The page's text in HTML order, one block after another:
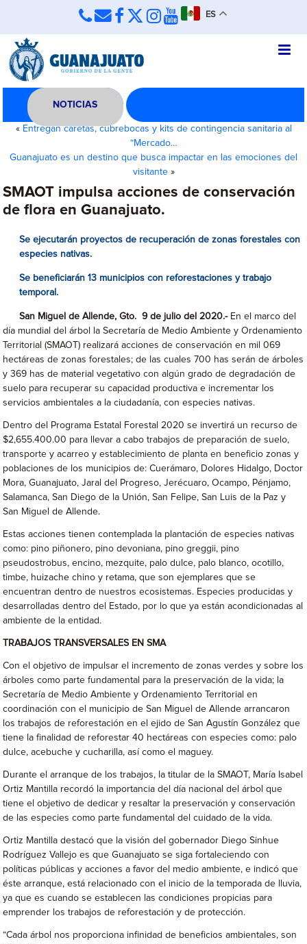
ES
NOTICIAS
« Entregan caretas, cubrebocas y kits de contingencia sanitaria al
“Mercado…
Guanajuato es un destino que busca impactar en las emociones del
visitante»
SMAOT impulsa acciones de conservación
de flora en Guanajuato.
Se ejecutarán proyectos de recuperación de zonas forestales con
especies nativas.
Se beneficiarán 13 municipios con reforestaciones y trabajo
temporal.
San Miguel de Allende, Gto. 9 de julio del 2020.-En el marco del
día mundial del árbol la Secretaría de Medio Ambiente y Ordenamiento
Territorial (SMAOT) realizará acciones de conservación en mil 069
hectáreas de zonas forestales; de las cuales 700 has serán de árboles
y 369 has de material vegetativo con algún grado de degradación de
suelo para recuperar su capacidad productiva e incrementar los
servicios ambientales a la ciudadanía, con especies nativas.
Dentro del Programa Estatal Forestal 2020 se invertirá un recurso de
$2,655.400.00 para llevar a cabo trabajos de preparación de suelo,
transporte y acarreo y establecimiento de planta en beneficio zonas y
poblaciones de los municipios de: Cuerámaro, Dolores Hidalgo, Doctor
Mora, Guanajuato, Jaral del Progreso, Jerécuaro, Ocampo, Pénjamo,
Salamanca, San Diego de la Unión, San Felipe, San Luis de la Paz y
San Miguel de Allende.
Estas acciones tienen contemplada la plantación de especies nativas
como: pino piñonero, pino devoniana, pino greggii, pino
pseudostrobus, encino, mezquite, palo dulce, palo blanco, ocotillo,
timbe, huizache chino y retama, que son ejemplares que se
encuentran dentro de nuestros ecosistemas. Especies producidas y
desarrolladas dentro del Estado, por lo que ya están acondicionadas al
ambiente de la entidad.
TRABAJOS TRANSVERSALES EN SMA
Con el objetivo de impulsar el incremento de zonas verdes y sobre los
árboles como parte fundamental para la preservación de la vida; la
Secretaría de Medio Ambiente y Ordenamiento Territorial en
coordinación con el municipio de San Miguel de Allende arrancaron
los trabajos de reforestación en el ejido de San Agustín González que
tiene la finalidad de reforestar 40 hectáreas con especies como: palo
dulce, acebuche y cucharilla, así como el maguey.
Durante el arranque de los trabajos, la titular de la SMAOT, María Isabel
Ortiz Mantilla recordó la importancia del día nacional del árbol que
tiene el objetivo de dedicar y resaltar la preservación y conservación
de las especies como parte fundamental del cuidado de la vida.
Ortiz Mantilla destacó que la visión del gobernador Diego Sinhue
Rodríguez Vallejo es que Guanajuato se siga fortaleciendo con
políticas públicas y acciones a favor del medio ambiente, e indicó que
éste arranque, está relacionado con el inicio de la temporada de lluvia,
ya que es cuando se establecen las condiciones propicias para
emprender los trabajos de reforestación y de protección.
“Cada árbol nos proporciona infinidad de beneficios ambientales, son